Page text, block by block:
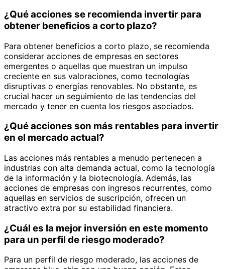
¿Qué acciones se recomienda invertir para
obtener beneficios a corto plazo?
Para obtener beneficios a corto plazo, se recomienda
considerar acciones de empresas en sectores
emergentes o aquellas que muestran un impulso
creciente en sus valoraciones, como tecnologías
disruptivas o energías renovables. No obstante, es
crucial hacer un seguimiento de las tendencias del
mercado y tener en cuenta los riesgos asociados.
¿Qué acciones son más rentables para invertir
en el mercado actual?
Las acciones más rentables a menudo pertenecen a
industrias con alta demanda actual, como la tecnología
de la información y la biotecnología. Además, las
acciones de empresas con ingresos recurrentes, como
aquellas en servicios de suscripción, ofrecen un
atractivo extra por su estabilidad financiera.
¿Cuál es la mejor inversión en este momento
para un perfil de riesgo moderado?
Para un perfil de riesgo moderado, las acciones de